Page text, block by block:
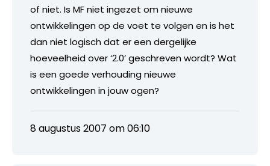
of niet. Is MF niet ingezet om nieuwe
ontwikkelingen op de voet te volgen en is het
dan niet logisch dat er een dergelijke
hoeveelheid over ‘2.0’ geschreven wordt? Wat
is een goede verhouding nieuwe
ontwikkelingen in jouw ogen?
8 augustus 2007 om 06:10